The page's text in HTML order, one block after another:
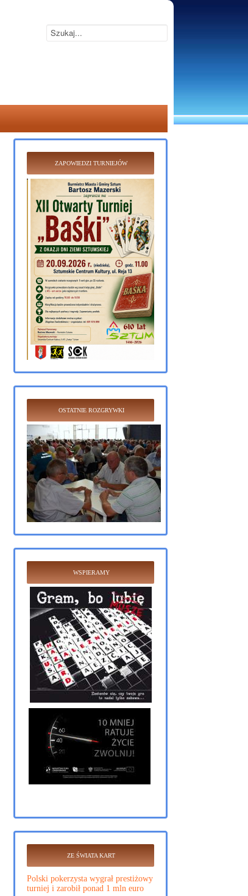
ZAPOWIEDZI TURNIEJÓW
OSTATNIE ROZGRYWKI
WSPIERAMY
ZE ŚWIATA KART
Polski pokerzysta wygrał prestiżowy
turniej i zarobił ponad 1 mln euro